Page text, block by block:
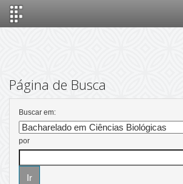
Página de Busca
Buscar em:
por